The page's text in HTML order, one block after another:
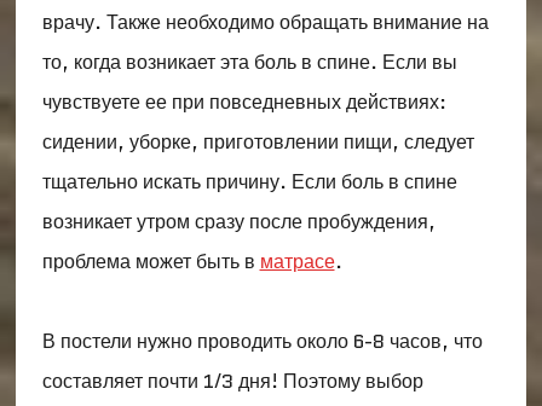
врачу. Также необходимо обращать внимание на
то, когда возникает эта боль в спине. Если вы
чувствуете ее при повседневных действиях:
сидении, уборке, приготовлении пищи, следует
тщательно искать причину. Если боль в спине
возникает утром сразу после пробуждения,
проблема может быть в матрасе.
В постели нужно проводить около 6-8 часов, что
составляет почти 1/3 дня! Поэтому выбор